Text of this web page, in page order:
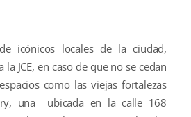
icónicos locales de la ciudad,
JCE, en caso de que no se cedan
como las viejas fortalezas
una ubicada en la calle 168